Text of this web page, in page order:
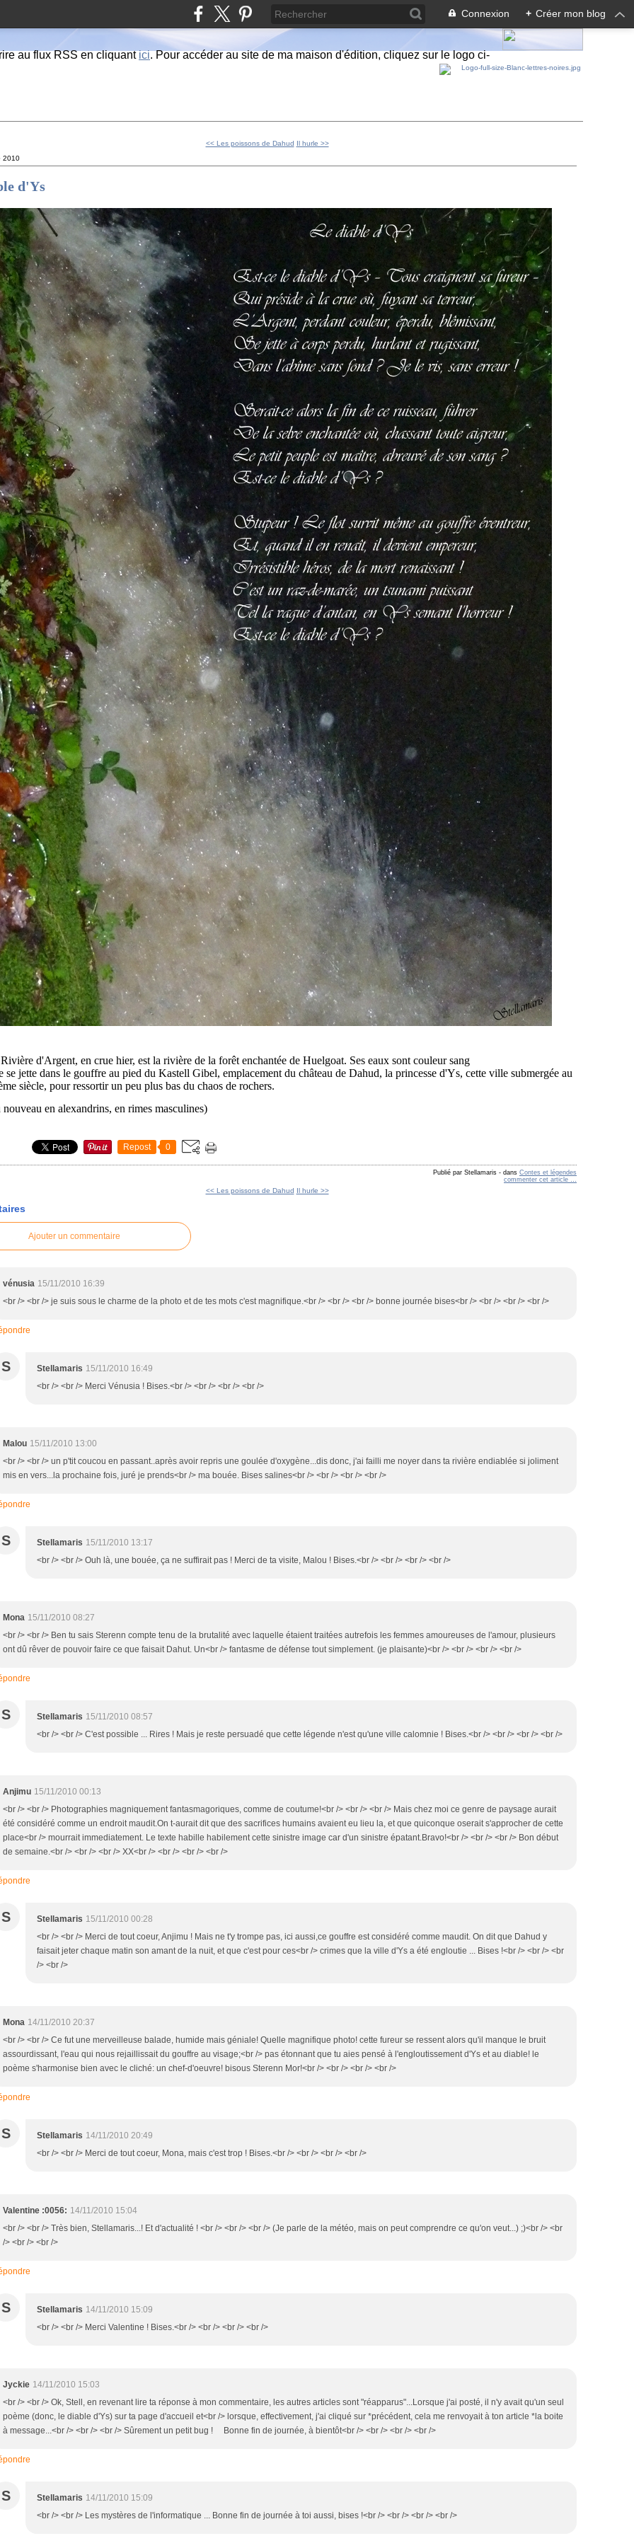
Connexion + Créer mon blog
au flux RSS en cliquantici. Pour accéder au site de ma maison d'édition, cliquez sur le logo ci-
<< Les poissons de Dahud Il hurle >>
2010
d'Ys
d'Argent, en crue hier, est la rivière de la forêt enchantée de Huelgoat. Ses eaux sont couleur sang
se jette dans le gouffre au pied du Kastell Gibel, emplacement du château de Dahud, la princesse d'Ys, cette ville submergée au
siècle, pour ressortir un peu plus bas du chaos de rochers.
nouveau en alexandrins, en rimes masculines)
Repost 0
Publié par Stellamaris - dans Contes et légendes
commenter cet article …
<< Les poissons de Dahud Il hurle >>
Ajouter un commentaire
vénusia 15/11/2010 16:39
<br /> <br /> je suis sous le charme de la photo et de tes mots c'est magnifique.<br /> <br /> <br /> bonne journée bises<br /> <br /> <br /> <br />
S Stellamaris 15/11/2010 16:49
<br /> <br /> Merci Vénusia ! Bises.<br /> <br /> <br /> <br />
Malou 15/11/2010 13:00
<br /> <br /> un p'tit coucou en passant..après avoir repris une goulée d'oxygène...dis donc, j'ai failli me noyer dans ta rivière endiablée si joliment
mis en vers...la prochaine fois, juré je prends<br /> ma bouée. Bises salines<br /> <br /> <br /> <br />
S Stellamaris 15/11/2010 13:17
<br /> <br /> Ouh là, une bouée, ça ne suffirait pas ! Merci de ta visite, Malou ! Bises.<br /> <br /> <br /> <br />
Mona 15/11/2010 08:27
<br /> <br /> Ben tu sais Sterenn compte tenu de la brutalité avec laquelle étaient traitées autrefois les femmes amoureuses de l'amour, plusieurs
ont dû rêver de pouvoir faire ce que faisait Dahut. Un<br /> fantasme de défense tout simplement. (je plaisante)<br /> <br /> <br /> <br />
S Stellamaris 15/11/2010 08:57
<br /> <br /> C'est possible ... Rires ! Mais je reste persuadé que cette légende n'est qu'une ville calomnie ! Bises.<br /> <br /> <br /> <br />
Anjimu 15/11/2010 00:13
<br /> <br /> Photographies magniquement fantasmagoriques, comme de coutume!<br /> <br /> <br /> Mais chez moi ce genre de paysage aurait
été considéré comme un endroit maudit.On t-aurait dit que des sacrifices humains avaient eu lieu la, et que quiconque oserait s'approcher de cette
place<br /> mourrait immediatement. Le texte habille habilement cette sinistre image car d'un sinistre épatant.Bravo!<br /> <br /> <br /> Bon début
de semaine.<br /> <br /> <br /> XX<br /> <br /> <br /> <br />
S Stellamaris 15/11/2010 00:28
<br /> <br /> Merci de tout coeur, Anjimu ! Mais ne t'y trompe pas, ici aussi,ce gouffre est considéré comme maudit. On dit que Dahud y
faisait jeter chaque matin son amant de la nuit, et que c'est pour ces<br /> crimes que la ville d'Ys a été engloutie ... Bises !<br /> <br /> <br
/> <br />
Mona 14/11/2010 20:37
<br /> <br /> Ce fut une merveilleuse balade, humide mais géniale! Quelle magnifique photo! cette fureur se ressent alors qu'il manque le bruit
assourdissant, l'eau qui nous rejaillissait du gouffre au visage;<br /> pas étonnant que tu aies pensé à l'engloutissement d'Ys et au diable! le
poème s'harmonise bien avec le cliché: un chef-d'oeuvre! bisous Sterenn Mor!<br /> <br /> <br /> <br />
S Stellamaris 14/11/2010 20:49
<br /> <br /> Merci de tout coeur, Mona, mais c'est trop ! Bises.<br /> <br /> <br /> <br />
Valentine :0056: 14/11/2010 15:04
<br /> <br /> Très bien, Stellamaris...! Et d'actualité ! <br /> <br /> <br /> (Je parle de la météo, mais on peut comprendre ce qu'on veut...) ;)<br /> <br
/> <br /> <br />
S Stellamaris 14/11/2010 15:09
<br /> <br /> Merci Valentine ! Bises.<br /> <br /> <br /> <br />
Jyckie 14/11/2010 15:03
<br /> <br /> Ok, Stell, en revenant lire ta réponse à mon commentaire, les autres articles sont "réapparus"...Lorsque j'ai posté, il n'y avait qu'un seul
poème (donc, le diable d'Ys) sur ta page d'accueil et<br /> lorsque, effectivement, j'ai cliqué sur *précédent, cela me renvoyait à ton article *la boite
à message...<br /> <br /> <br /> Sûrement un petit bug ! Bonne fin de journée, à bientôt<br /> <br /> <br /> <br />
S Stellamaris 14/11/2010 15:09
<br /> <br /> Les mystères de l'informatique ... Bonne fin de journée à toi aussi, bises !<br /> <br /> <br /> <br />